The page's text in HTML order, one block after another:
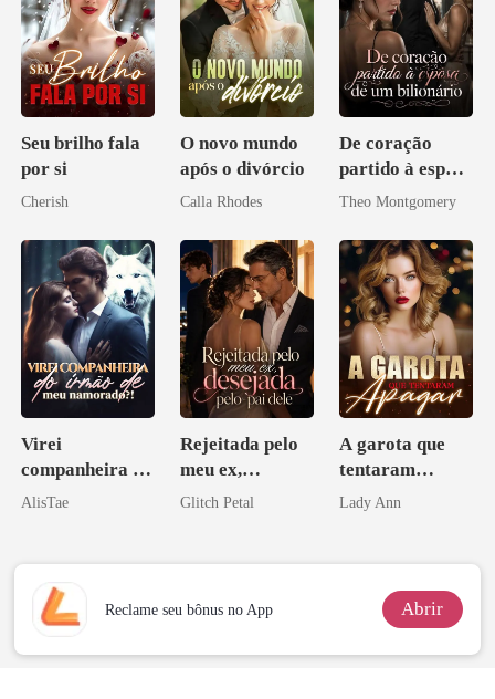
Seu brilho fala
por si
Cherish
O novo mundo
após o divórcio
Calla Rhodes
De coração
partido à esposa
de um bilionário
Theo Montgomery
Virei
companheira do
irmão de meu
AlisTae
Rejeitada pelo
meu ex,
desejada pelo
Glitch Petal
A garota que
tentaram
apagar
Lady Ann
Reclame seu bônus no App Abrir